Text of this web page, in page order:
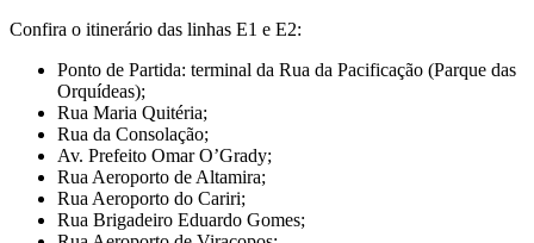
Confira o itinerário das linhas E1 e E2:
Ponto de Partida: terminal da Rua da Pacificação (Parque das
Orquídeas);
Rua Maria Quitéria;
Rua da Consolação;
Av. Prefeito Omar O’Grady;
Rua Aeroporto de Altamira;
Rua Aeroporto do Cariri;
Rua Brigadeiro Eduardo Gomes;